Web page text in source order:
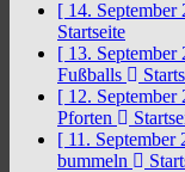
[ 14. September
Startseite
[ 13. September
Fußballs
[ 12. September
Pforten
[ 11. September
bummeln